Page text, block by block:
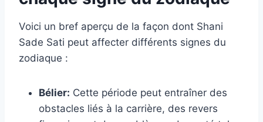
Voici un bref aperçu de la façon dont Shani
Sade Sati peut affecter différents signes du
zodiaque :
Bélier: Cette période peut entraîner des
obstacles liés à la carrière, des revers